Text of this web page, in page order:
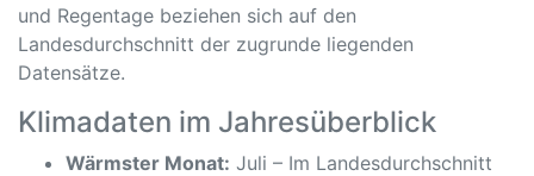
und Regentage beziehen sich auf den
Landesdurchschnitt der zugrunde liegenden
Datensätze.
Klimadaten im Jahresüberblick
Wärmster Monat: Juli – Im Landesdurchschnitt